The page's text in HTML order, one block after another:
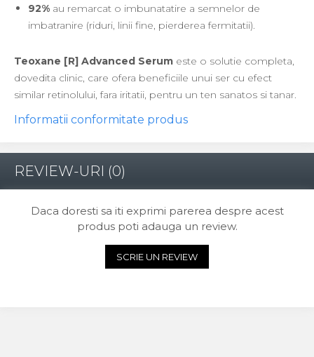
92% au remarcat o imbunatatire a semnelor de
imbatranire (riduri, linii fine, pierderea fermitatii).
Teoxane [R] Advanced Serum este o solutie completa,
dovedita clinic, care ofera beneficiile unui ser cu efect
similar retinolului, fara iritatii, pentru un ten sanatos si tanar.
Informatii conformitate produs
REVIEW-URI (0)
Daca doresti sa iti exprimi parerea despre acest
produs poti adauga un review.
SCRIE UN REVIEW